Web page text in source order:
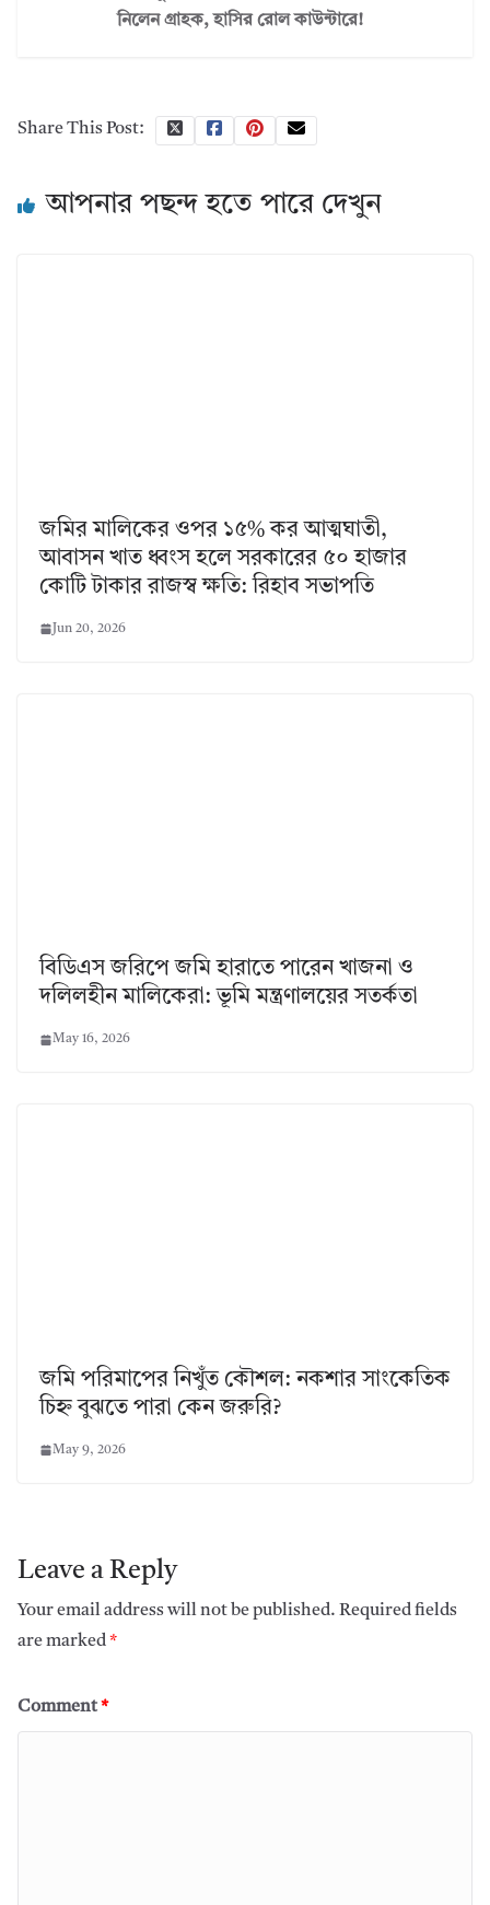
নিলেন গ্রাহক, হাসির রোল কাউন্টারে!
Share This Post:
আপনার পছন্দ হতে পারে দেখুন
জমির মালিকের ওপর ১৫% কর আত্মঘাতী,
আবাসন খাত ধ্বংস হলে সরকারের ৫০ হাজার
কোটি টাকার রাজস্ব ক্ষতি: রিহাব সভাপতি
Jun 20, 2026
বিডিএস জরিপে জমি হারাতে পারেন খাজনা ও
দলিলহীন মালিকেরা: ভূমি মন্ত্রণালয়ের সতর্কতা
May 16, 2026
জমি পরিমাপের নিখুঁত কৌশল: নকশার সাংকেতিক
চিহ্ন বুঝতে পারা কেন জরুরি?
May 9, 2026
Leave a Reply
Your email address will not be published. Required fields
are marked*
Comment*